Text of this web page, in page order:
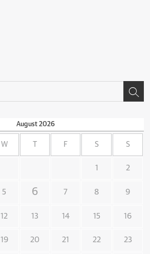
August 2026
W F S S
1 2
5 6 7 8 9
12 13 14 15 16
19 20 21 22 23